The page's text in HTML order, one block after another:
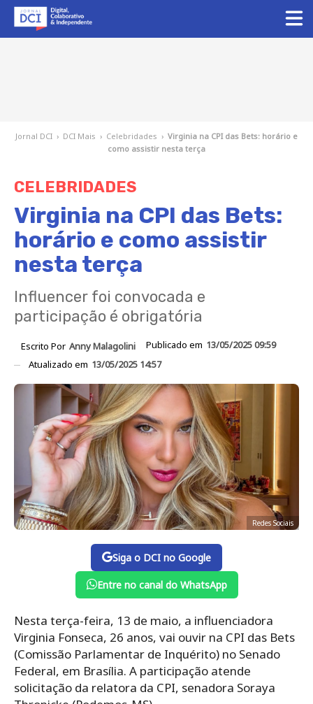
Jornal DCI › DCI Mais › Celebridades › Virginia na CPI das Bets: horário e
como assistir nesta terça
CELEBRIDADES
Virginia na CPI das Bets:
horário e como assistir
nesta terça
Influencer foi convocada e
participação é obrigatória
Escrito Por Anny Malagolini Publicado em 13/05/2025 09:59
Atualizado em 13/05/2025 14:57
Redes Sociais
Siga o DCI no Google
Entre no canal do WhatsApp
Nesta terça-feira, 13 de maio, a influenciadora
Virginia Fonseca, 26 anos, vai ouvir na CPI das Bets
(Comissão Parlamentar de Inquérito) no Senado
Federal, em Brasília. A participação atende
solicitação da relatora da CPI, senadora Soraya